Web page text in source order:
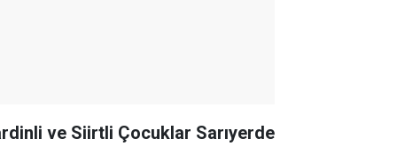
ve Siirtli Çocuklar Sarıyerde